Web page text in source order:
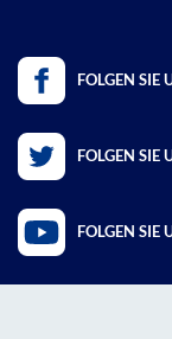
FOLGEN SIE
FOLGEN SIE
FOLGEN SIE